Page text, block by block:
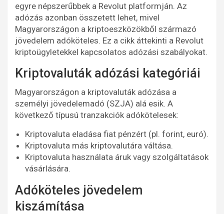
egyre népszerűbbek a Revolut platformján. Az
adózás azonban összetett lehet, mivel
Magyarországon a kriptoeszközökből származó
jövedelem adóköteles. Ez a cikk áttekinti a Revolut
kriptoügyletekkel kapcsolatos adózási szabályokat.
Kriptovaluták adózási kategóriái
Magyarországon a kriptovaluták adózása a
személyi jövedelemadó (SZJA) alá esik. A
következő típusú tranzakciók adókötelesek:
Kriptovaluta eladása fiat pénzért (pl. forint, euró).
Kriptovaluta más kriptovalutára váltása.
Kriptovaluta használata áruk vagy szolgáltatások
vásárlására.
Adóköteles jövedelem
kiszámítása